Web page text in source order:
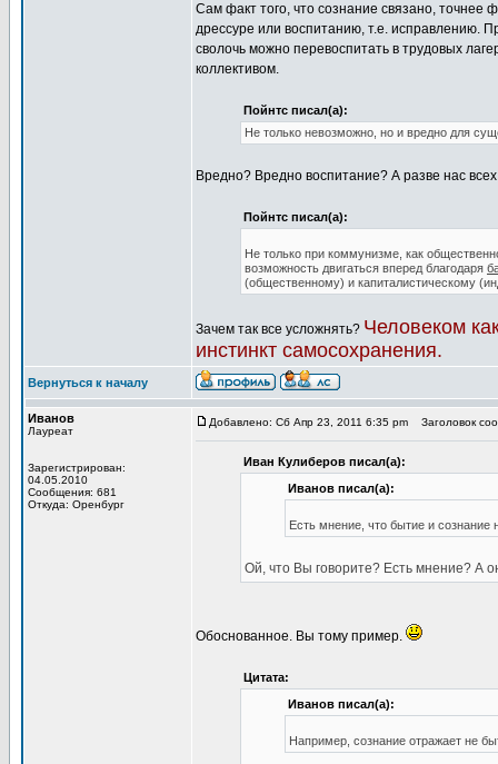
Сам факт того, что сознание связано, точнее
дрессуре или воспитанию, т.е. исправлению.
сволочь можно перевоспитать в трудовых
коллективом.
Пойнтс писал(а):
Не только невозможно, но и вредно для
Вредно? Вредно воспитание? А разве нас
Пойнтс писал(а):
Не только при коммунизме, как
возможность двигаться вперед благодаря
(общественному) и капиталистическому
Зачем так все усложнять? Человеком
инстинкт самосохранения.
Вернуться к началу
Иванов
Лауреат
Зарегистрирован:
04.05.2010
Сообщения: 681
Откуда: Оренбург
Добавлено: Сб Апр 23, 2011 6:35 pm Заголовок
Иван Кулиберов писал(а):
Иванов писал(а):
Есть мнение, что бытие и сознание
Ой, что Вы говорите? Есть мнение? А
Обоснованное. Вы тому пример.
Цитата:
Иванов писал(а):
Например, сознание отражает не